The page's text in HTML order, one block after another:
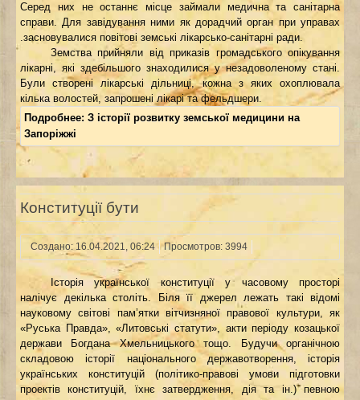
Серед них не останнє місце займали медична та санітарна
справи. Для завідування ними як дорадчий орган при управах
.засновувалися повітові земські лікарсько-санітарні ради.
Земства прийняли від приказів громадського опікування
лікарні, які здебільшого знаходилися у незадоволеному стані.
Були створені лікарські дільниці, кожна з яких охоплювала
кілька волостей, запрошені лікарі та фельдшери.
Подробнее: З історії розвитку земської медицини на
Запоріжжі
Конституції бути
Создано: 16.04.2021, 06:24 Просмотров: 3994
Історія української конституції у часовому просторі
налічує декілька століть. Біля її джерел лежать такі відомі
науковому світові пам’ятки вітчизняної правової культури, як
«Руська Правда», «Литовські статути», акти періоду козацької
держави Богдана Хмельницького тощо. Будучи органічною
складовою історії національного державотворення, історія
українських конституцій (політико-правові умови підготовки
проектів конституцій, їхнє затвердження, дія та ін.) певною